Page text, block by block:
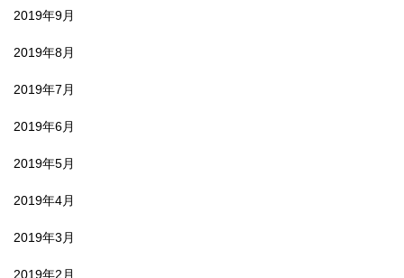
2019年9月
2019年8月
2019年7月
2019年6月
2019年5月
2019年4月
2019年3月
2019年2月